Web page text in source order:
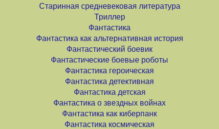
Старинная средневековая литература
Триллер
Фантастика
Фантастика как альтернативная история
Фантастический боевик
Фантастические боевые роботы
Фантастика героическая
Фантастика детективная
Фантастика детская
Фантастика о звездных войнах
Фантастика как киберпанк
Фантастика космическая